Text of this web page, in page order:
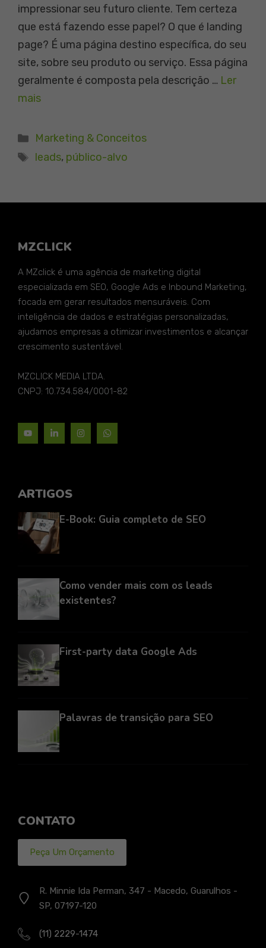
impressionar seu futuro cliente. Tem certeza
que está fazendo esse papel? O que é landing
page? É uma página destino específica, do seu
site, sobre seu produto ou serviço. Essa página
geralmente é composta pela descrição … Ler
mais
Categorias
Marketing & Conceitos
Tags
leads, público-alvo
MZCLICK
A MZclick é uma agência de marketing digital
especializada em SEO, Google Ads e Inbound Marketing,
focada em gerar resultados mensuráveis. Com
inteligência de dados e estratégias personalizadas,
ajudamos empresas a otimizar investimentos e alcançar
crescimento sustentável.
MZCLICK MEDIA LTDA.
CNPJ: 10.734.584/0001-82
ARTIGOS
E-Book: Guia completo de SEO
Como vender mais com os leads
existentes?
First-party data Google Ads
Palavras de transição para SEO
CONTATO
Peça Um Orçamento
R. Minnie Ida Perman, 347 - Macedo, Guarulhos -
SP, 07197-120
(11) 2229-1474